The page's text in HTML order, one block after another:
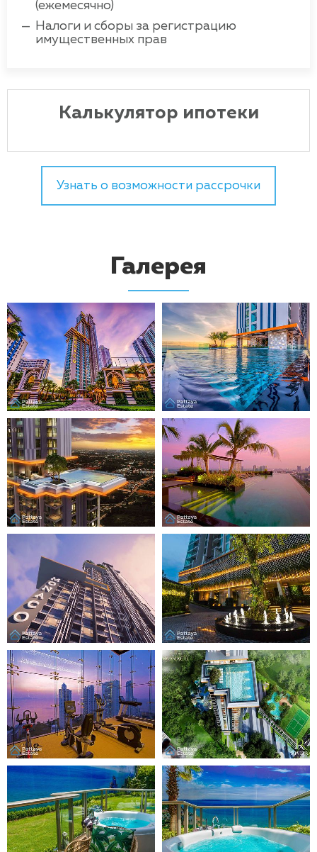
(ежемесячно)
Налоги и сборы за регистрацию
имущественных прав
Калькулятор ипотеки
Узнать о возможности рассрочки
Галерея